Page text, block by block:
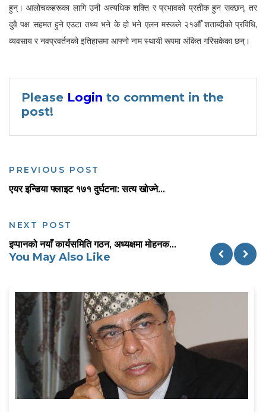
हुन्। आलोचकहरूका लागि उनी अत्यधिक शक्ति र प्रभावको प्रतीक हुन सक्छन्, तर
दुवै पक्ष सहमत हुने एउटा तथ्य भने के हो भने एलन मस्कले २१औँ शताब्दीको प्रविधि,
व्यवसाय र नवप्रवर्तनको इतिहासमा आफ्नो नाम स्थायी रूपमा अंकित गरिसकेका छन्।
Please Login to comment in the
post!
PREVIOUS POST
एयर इन्डिया फ्लाइट १७१ दुर्घटना: सत्य खोज्ने...
NEXT POST
इप्पानको नयाँ कार्यसमिति गठन, अध्यक्षमा मोहनक...
You May Also Like